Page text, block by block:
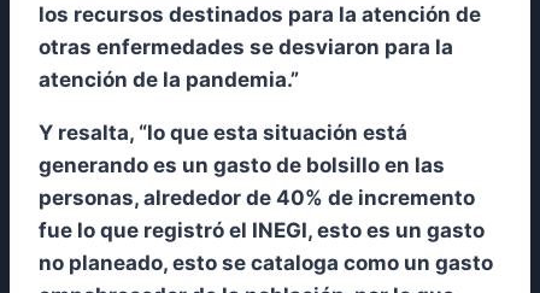
los recursos destinados para la atención de
otras enfermedades se desviaron para la
atención de la pandemia.”
Y resalta, “lo que esta situación está
generando es un gasto de bolsillo en las
personas, alrededor de 40% de incremento
fue lo que registró el INEGI, esto es un gasto
no planeado, esto se cataloga como un gasto